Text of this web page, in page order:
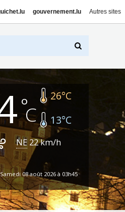
gouvernement.lu Autres sites
26°C
13°C
NE 22km/h
Samedi 08 août 2026 à 03h45